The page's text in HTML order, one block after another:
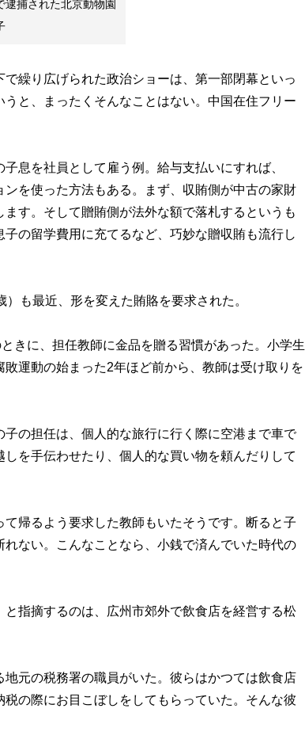
逮捕された北京動物園
繰り広げられた政治ショーは、第一部閉幕といっ
と、まったくそんなことはない。中国在住フリー
息を社員として雇う例。給与支払いにすれば、
を使った方法もある。まず、収賄側が中古の家財
す。そして贈賄側が法外な額で落札するというも
の留学費用に充てるなど、巧妙な贈収賄も流行し
も最近、形を変えた賄賂を要求された。
きに、担任教師に金品を贈る習慣があった。小学生
運動の始まった2年ほど前から、教師は受け取りを
の担任は、個人的な旅行に行く際に空港まで車で
を手伝わせたり、個人的な買い物を頼んだりして
帰るよう要求した教師もいたそうです。断ると子
ない。こんなことなら、小銭で済んでいた時代の
指摘するのは、広州市郊外で飲食店を経営する松
元の税務署の職員がいた。彼らはかつては飲食店
の際にお目こぼしをしてもらっていた。そんな彼